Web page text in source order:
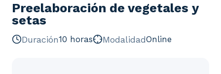
Preelaboración de vegetales y
setas
Duración10 horas ModalidadOnline